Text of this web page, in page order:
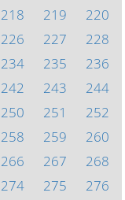
218 219
220
226 227
228
234 235
236
242 243
244
250 251
252
258 259
260
266 267
268
274 275
276